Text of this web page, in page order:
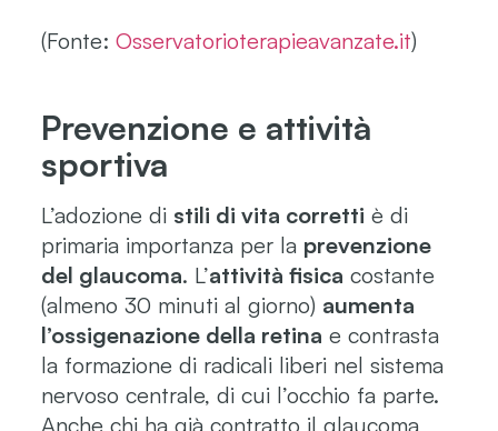
(Fonte: Osservatorioterapieavanzate.it)
Prevenzione e attività
sportiva
L’adozione di stili di vita corretti è di
primaria importanza per la prevenzione
del glaucoma. L’attività fisica costante
(almeno 30 minuti al giorno) aumenta
l’ossigenazione della retina e contrasta
la formazione di radicali liberi nel sistema
nervoso centrale, di cui l’occhio fa parte.
Anche chi ha già contratto il glaucoma